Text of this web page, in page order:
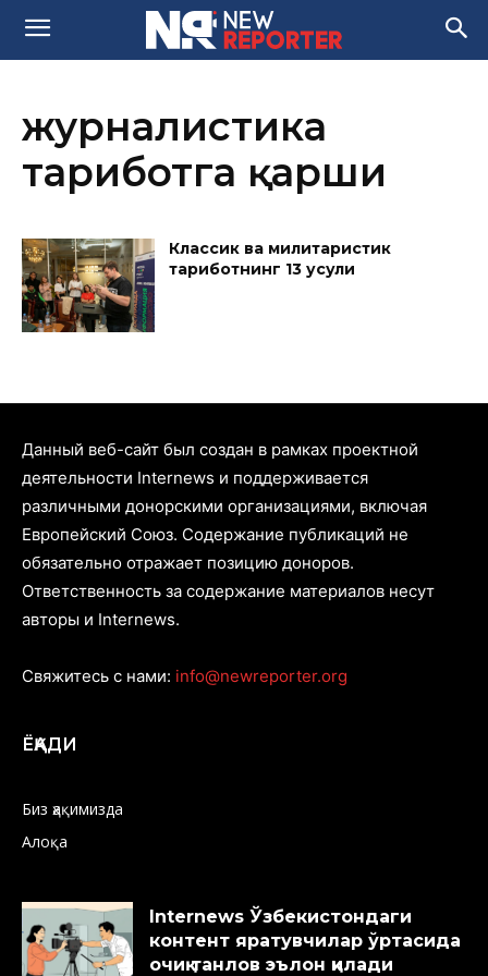
журналистика
тарғиботга қарши
Классик ва милитаристик
тарғиботнинг 13 усули
Данный веб-сайт был создан в рамках проектной
деятельности Internews и поддерживается
различными донорскими организациями, включая
Европейский Союз. Содержание публикаций не
обязательно отражает позицию доноров.
Ответственность за содержание материалов несут
авторы и Internews.
Свяжитесь с нами: info@newreporter.org
ЁҚАДИ
Биз ҳақимизда
Алоқа
Internews Ўзбекистондаги
контент яратувчилар ўртасида
очиқ танлов эълон қилади